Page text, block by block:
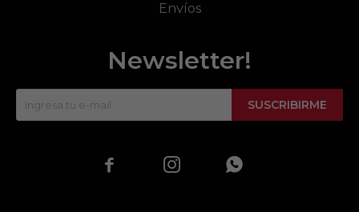
Envíos
Newsletter!
SUSCRIBIRME
  